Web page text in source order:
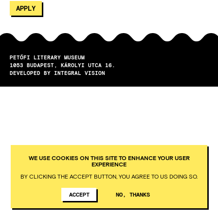
PETŐFI LITERARY MUSEUM
1053
BUDAPEST
KÁROLYI UTCA 16.
DEVELOPED BY INTEGRAL VISION
WE USE COOKIES ON THIS SITE TO ENHANCE YOUR USER
EXPERIENCE
BY CLICKING THE ACCEPT BUTTON, YOU AGREE TO US DOING SO.
ACCEPT NO, THANKS